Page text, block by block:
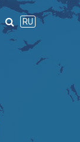
RU